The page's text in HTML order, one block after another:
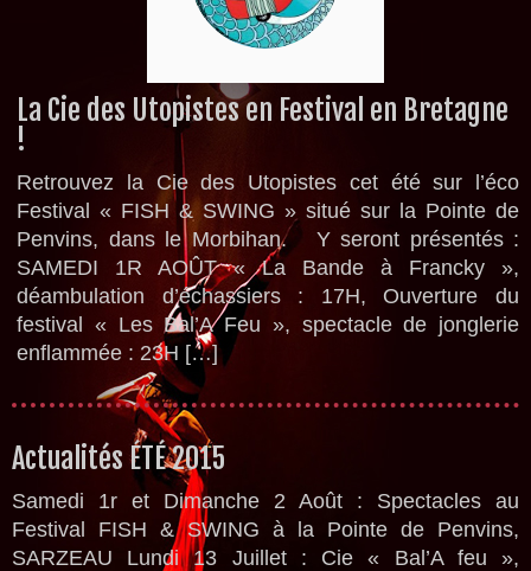
La Cie des Utopistes en Festival en Bretagne
!
Retrouvez la Cie des Utopistes cet été sur l’éco
Festival « FISH & SWING » situé sur la Pointe de
Penvins, dans le Morbihan. Y seront présentés :
SAMEDI 1R AOÛT « La Bande à Francky »,
déambulation d’échassiers : 17H, Ouverture du
festival « Les Bal’A Feu », spectacle de jonglerie
enflammée : 23H […]
Actualités ÉTÉ 2015
Samedi 1r et Dimanche 2 Août : Spectacles au
Festival FISH & SWING à la Pointe de Penvins,
SARZEAU Lundi 13 Juillet : Cie « Bal’A feu »,